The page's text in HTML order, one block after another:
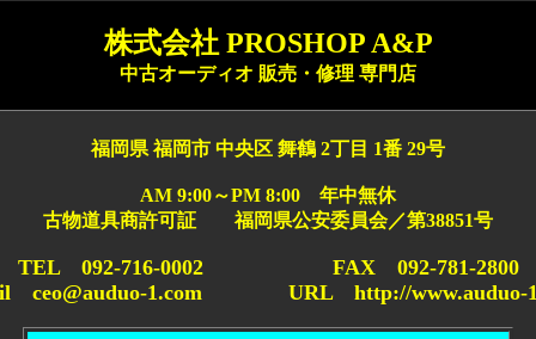
株式会社 PROSHOP A&P
中古オーディオ 販売・修理 専門店
福岡県 福岡市 中央区 舞鶴 2丁目 1番 29号
AM 9:00～PM 8:00 年中無休
古物道具商許可証 福岡県公安委員会／第38851号
TEL 092-716-0002 FAX 092-781-2800
ceo@auduo-1.com URL http://www.auduo-